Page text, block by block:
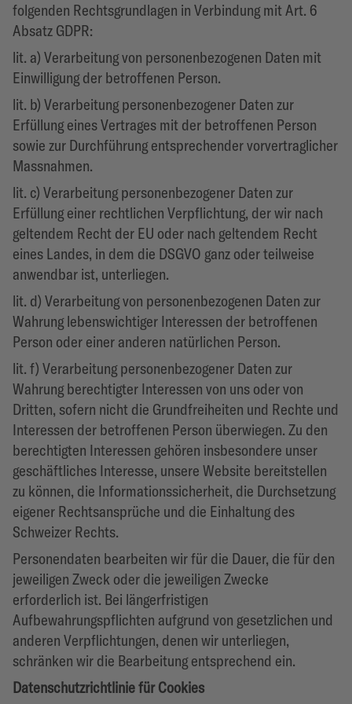
folgenden Rechtsgrundlagen in Verbindung mit Art. 6
Absatz GDPR:
lit. a) Verarbeitung von personenbezogenen Daten mit
Einwilligung der betroffenen Person.
lit. b) Verarbeitung personenbezogener Daten zur
Erfüllung eines Vertrages mit der betroffenen Person
sowie zur Durchführung entsprechender vorvertraglicher
Massnahmen.
lit. c) Verarbeitung personenbezogener Daten zur
Erfüllung einer rechtlichen Verpflichtung, der wir nach
geltendem Recht der EU oder nach geltendem Recht
eines Landes, in dem die DSGVO ganz oder teilweise
anwendbar ist, unterliegen.
lit. d) Verarbeitung von personenbezogenen Daten zur
Wahrung lebenswichtiger Interessen der betroffenen
Person oder einer anderen natürlichen Person.
lit. f) Verarbeitung personenbezogener Daten zur
Wahrung berechtigter Interessen von uns oder von
Dritten, sofern nicht die Grundfreiheiten und Rechte und
Interessen der betroffenen Person überwiegen. Zu den
berechtigten Interessen gehören insbesondere unser
geschäftliches Interesse, unsere Website bereitstellen
zu können, die Informationssicherheit, die Durchsetzung
eigener Rechtsansprüche und die Einhaltung des
Schweizer Rechts.
Personendaten bearbeiten wir für die Dauer, die für den
jeweiligen Zweck oder die jeweiligen Zwecke
erforderlich ist. Bei längerfristigen
Aufbewahrungspflichten aufgrund von gesetzlichen und
anderen Verpflichtungen, denen wir unterliegen,
schränken wir die Bearbeitung entsprechend ein.
Datenschutzrichtlinie für Cookies